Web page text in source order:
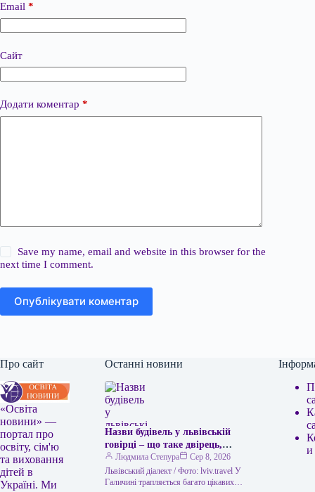
Email *
Сайт
Додати коментар *
Save my name, email and website in this browser for the
next time I comment.
Опублікувати коментар
Про сайт
«Освіта
новини» —
портал про
освіту, сім'ю
та виховання
дітей в
Україні. Ми
Останні новини
Назви будівель у львівській
говірці – що таке двірець,
креденс, кнайпа
Людмила Степура
Сер 8, 2026
Львівський діалект / Фото: lviv.travel У
Галичині трапляється багато цікавих
и